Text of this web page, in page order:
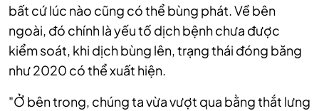
bất cứ lúc nào cũng có thể bùng phát. Về bên
ngoài, đó chính là yếu tố dịch bệnh chưa được
kiểm soát, khi dịch bùng lên, trạng thái đóng băng
như 2020 có thể xuất hiện.
"Ở bên trong, chúng ta vừa vượt qua bằng thắt lưng